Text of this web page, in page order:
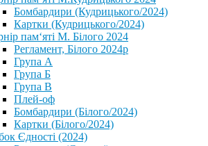
Бомбардири (Кудрицького/2024)
Картки (Кудрицького/2024)
пам‘яті М. Білого 2024⁩
Регламент, Білого 2024р
Група А
Група Б
Група В
Плей-оф
Бомбардири (Білого/2024)
Картки (Білого/2024)
Єдності (2024)